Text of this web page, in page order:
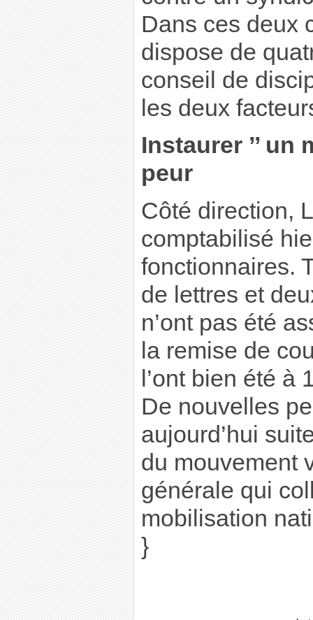
Dans ces deux
dispose de
conseil de
les deux
Instaurer ’’ un
peur
Côté direction,
comptabilisé
fonctionnaires.
de lettres et
n’ont pas été
la remise de
l’ont bien été à
De nouvelles
aujourd’hui
du mouvement
générale qui
mobilisation
}